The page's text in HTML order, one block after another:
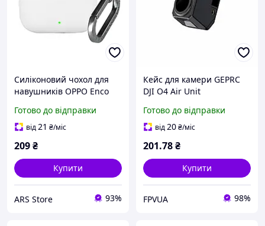
Силіконовий чохол для
навушників OPPO Enco
білий, захисний кейс, з
карабіном
Готово до відправки
від21 ₴/міс
209₴
Купити
ARS Store 93%
Кейс для камери GEPRC
DJI O4 Air Unit
Готово до відправки
від20₴/міс
201.78₴
Купити
FPVUA 98%